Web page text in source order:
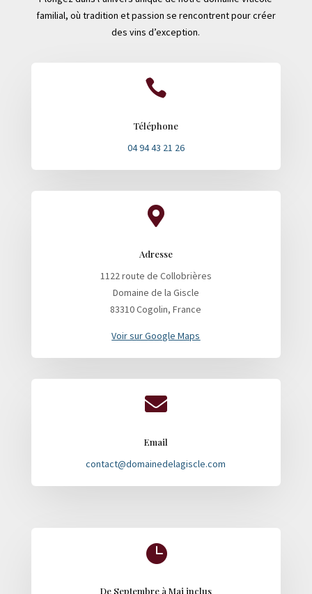
familial, où tradition et passion se rencontrent pour créer
des vins d’exception.

Téléphone
04 94 43 21 26

Adresse
1122 route de Collobrières
Domaine de la Giscle
83310 Cogolin, France
Voir sur Google Maps

Email
contact@domainedelagiscle.com

De Septembre à Mai inclus